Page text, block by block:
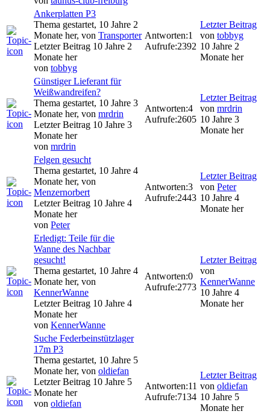
Ankerplatten P3
Thema gestartet, 10 Jahre 2
Monate her, von Transporter
Letzter Beitrag 10 Jahre 2
Monate her
von tobbyg
Antworten:1
Aufrufe:2392
Letzter Beitrag
von tobbyg
10 Jahre 2
Monate her
Günstiger Lieferant für
Weißwandreifen?
Thema gestartet, 10 Jahre 3
Monate her, von mrdrin
Letzter Beitrag 10 Jahre 3
Monate her
von mrdrin
Antworten:4
Aufrufe:2605
Letzter Beitrag
von mrdrin
10 Jahre 3
Monate her
Felgen gesucht
Thema gestartet, 10 Jahre 4
Monate her, von
Menzernorbert
Letzter Beitrag 10 Jahre 4
Monate her
von Peter
Antworten:3
Aufrufe:2443
Letzter Beitrag
von Peter
10 Jahre 4
Monate her
Erledigt: Teile für die
Wanne des Nachbar
gesucht!
Thema gestartet, 10 Jahre 4
Monate her, von
KennerWanne
Letzter Beitrag 10 Jahre 4
Monate her
von KennerWanne
Antworten:0
Aufrufe:2773
Letzter Beitrag
von
KennerWanne
10 Jahre 4
Monate her
Suche Federbeinstützlager
17m P3
Thema gestartet, 10 Jahre 5
Monate her, von oldiefan
Letzter Beitrag 10 Jahre 5
Monate her
von oldiefan
Antworten:11
Aufrufe:7134
Letzter Beitrag
von oldiefan
10 Jahre 5
Monate her